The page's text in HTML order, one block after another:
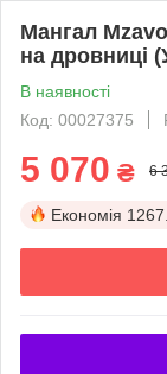
Мангал
на дровниці
В наявності
Код: 00027375
5 070 ₴ 6
Економія